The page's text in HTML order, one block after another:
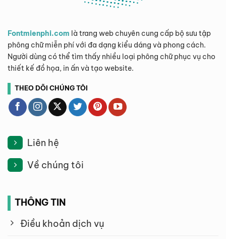
Fontmienphi.com là trang web chuyên cung cấp bộ sưu tập
phông chữ miễn phí với đa dạng kiểu dáng và phong cách.
Người dùng có thể tìm thấy nhiều loại phông chữ phục vụ cho
thiết kế đồ họa, in ấn và tạo website.
THEO DÕI CHÚNG TÔI
Liên hệ
Về chúng tôi
THÔNG TIN
Điều khoản dịch vụ